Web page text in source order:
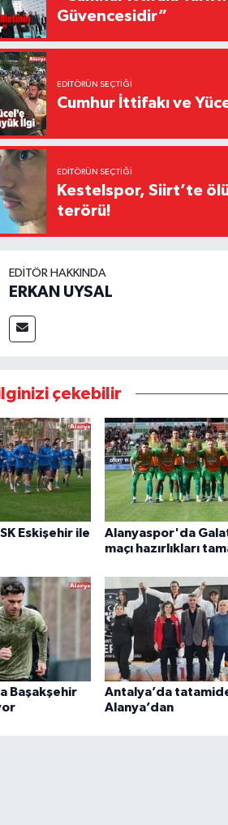
Güvencesidir”
EDITÖRÜN SEÇTIĞI
Cumhur İttifakı ve
EDITÖRÜN SEÇTIĞI
Kestelspor, Siirt’te
terörü!
EDITÖR HAKKINDA
ERKAN UYSAL
çekebilir
Eskişehir ile
Alanyaspor'da
maçı hazırlıkları
Başakşehir
Antalya’da
Alanya’dan